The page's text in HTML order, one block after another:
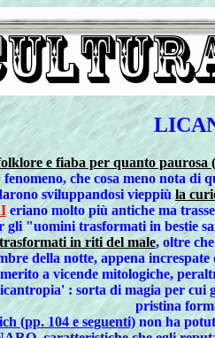
e fiaba per quanto paurosa
fenomeno, che cosa meno nota di
sviluppandosi vieppiùla
eriano molto più antiche ma
gli "uomini trasformati in bestie
in riti del male, oltre
della notte, appena
a vicende mitologiche,
: sorta di magia per
pristina
(pp. 104 e seguenti) non ha